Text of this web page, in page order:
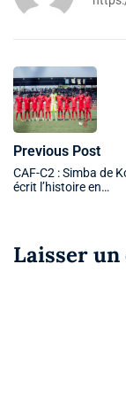
Previous Post
CAF-C2 : Simba de
écrit l’histoire en…
Laisser